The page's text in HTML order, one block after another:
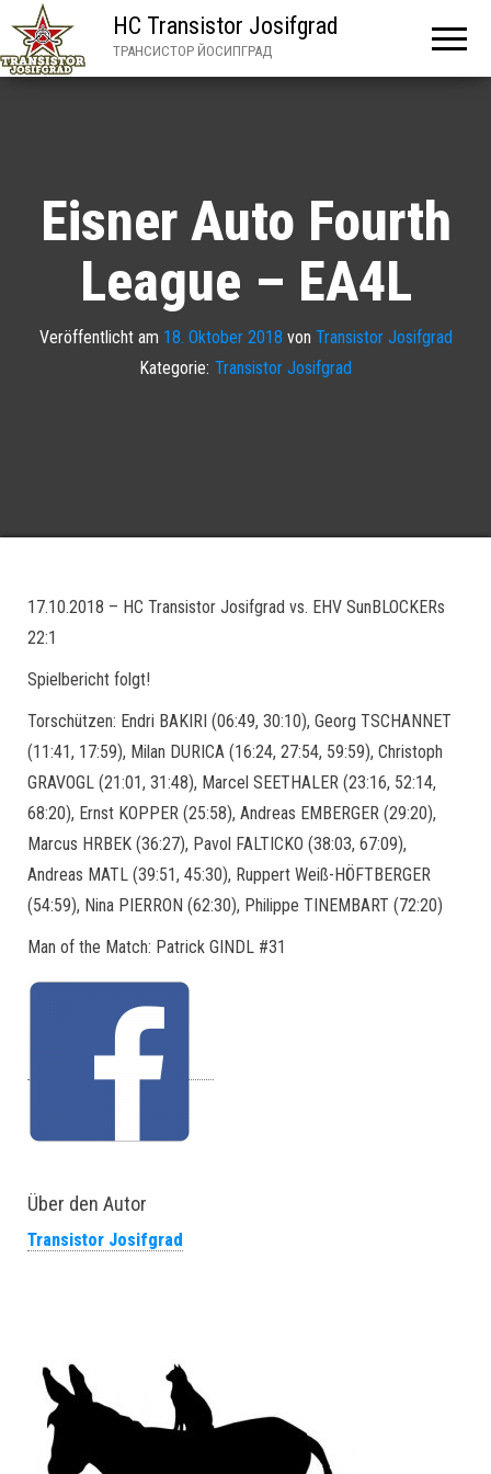
HC Transistor Josifgrad
ТРАНСИСТОР ЙОСИПГРАД
Eisner Auto Fourth
League – EA4L
Veröffentlicht am 18. Oktober 2018 von Transistor Josifgrad
Kategorie: Transistor Josifgrad
17.10.2018 – HC Transistor Josifgrad vs. EHV SunBLOCKERs
22:1
Spielbericht folgt!
Torschützen: Endri BAKIRI (06:49, 30:10), Georg TSCHANNET
(11:41, 17:59), Milan DURICA (16:24, 27:54, 59:59), Christoph
GRAVOGL (21:01, 31:48), Marcel SEETHALER (23:16, 52:14,
68:20), Ernst KOPPER (25:58), Andreas EMBERGER (29:20),
Marcus HRBEK (36:27), Pavol FALTICKO (38:03, 67:09),
Andreas MATL (39:51, 45:30), Ruppert Weiß-HÖFTBERGER
(54:59), Nina PIERRON (62:30), Philippe TINEMBART (72:20)
Man of the Match: Patrick GINDL #31
Über den Autor
Transistor Josifgrad